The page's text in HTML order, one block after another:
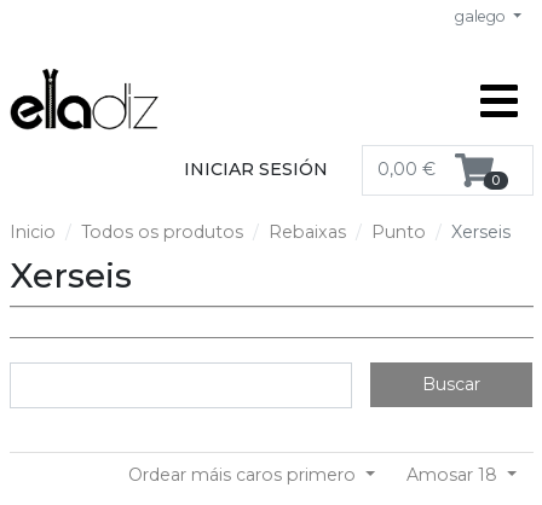
galego
INICIAR SESIÓN 0,00 € 0
Inicio Todos os produtos Rebaixas Punto Xerseis
Xerseis
Buscar
Amosar 18
Ordear máis caros primero